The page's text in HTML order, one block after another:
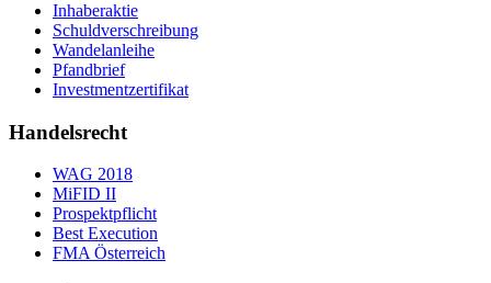
Inhaberaktie
Schuldverschreibung
Wandelanleihe
Pfandbrief
Investmentzertifikat
Handelsrecht
WAG 2018
MiFID II
Prospektpflicht
Best Execution
FMA Österreich